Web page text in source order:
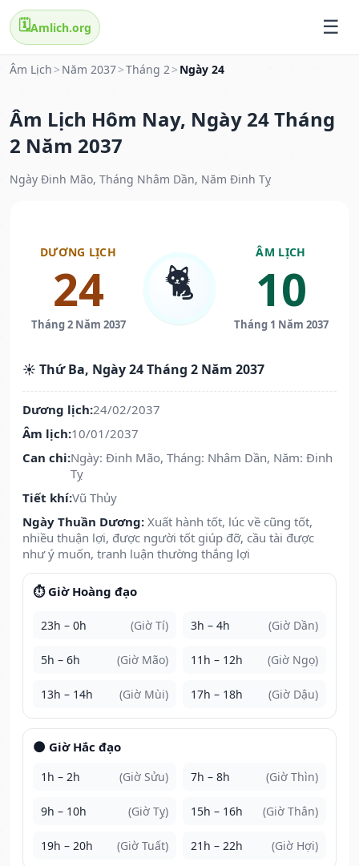
🗓️Amlich.org
Âm Lịch > Năm 2037>Tháng 2> Ngày 24
Âm Lịch Hôm Nay, Ngày 24 Tháng
2 Năm 2037
Ngày Đinh Mão, Tháng Nhâm Dần, Năm Đinh Tỵ
DƯƠNG LỊCH
24
Tháng 2 Năm 2037
🐈
ÂM LỊCH
10
Tháng 1 Năm 2037
☀️ Thứ Ba, Ngày 24 Tháng 2 Năm 2037
Dương lịch:24/02/2037
Âm lịch:10/01/2037
Can chi:Ngày: Đinh Mão, Tháng: Nhâm Dần, Năm: Đinh
Tỵ
Tiết khí:Vũ Thủy
Ngày Thuần Dương: Xuất hành tốt, lúc về cũng tốt,
nhiều thuận lợi, được người tốt giúp đỡ, cầu tài được
như ý muốn, tranh luận thường thắng lợi
⏱️ Giờ Hoàng đạo
23h – 0h (Giờ Tí) 3h – 4h (Giờ Dần)
5h – 6h (Giờ Mão) 11h – 12h (Giờ Ngọ)
13h – 14h (Giờ Mùi) 17h – 18h (Giờ Dậu)
🌑 Giờ Hắc đạo
1h – 2h (Giờ Sửu) 7h – 8h (Giờ Thìn)
9h – 10h (Giờ Tỵ) 15h – 16h (Giờ Thân)
19h – 20h (Giờ Tuất) 21h – 22h (Giờ Hợi)